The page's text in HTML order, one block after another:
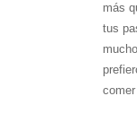
más
tus